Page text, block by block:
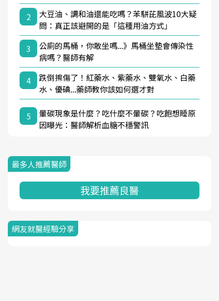
2
大豆油、調和油還能吃嗎？苯駢芘風波10大疑
問：真正該避開的是「這種用油方式」
3
公廁的馬桶，你敢坐嗎...》馬桶坐墊會傳染性
病嗎？醫師有解
4
跌倒擦傷了！紅藥水、紫藥水、雙氧水、白藥
水、優碘...藥師教你該如何選才對
5
暈碳現象是什麼？吃什麼不暈碳？吃飽想睡原
因曝光：醫師解析血糖不穩警訊
最多人推薦醫師
我要推薦良醫
網友就醫經驗分享